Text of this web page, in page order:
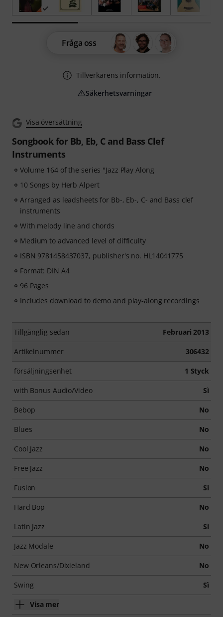
Visa översättning
Songbook for Bb, Eb, C and Bass Clef
Instruments
Volume 164 of the series "Jazz Play Along
10 Songs by Herb Alpert
Arranged as leadsheets for Bb-, Eb-, C- and Bass clef
instruments
With melody line and chords
Medium to advanced level of difficulty
ISBN 9781458437037, publisher's no. HL14041775
Format: DIN A4
96 Pages
Includes download to demo and play-along recordings
Tillgänglig sedan Februari 2013
Artikelnummer 306432
försäljningsenhet 1 Styck
with Bonus Audio/Video Sì
Bebop No
Blues No
Cool Jazz No
Free Jazz No
Fusion Sì
Hard Bop No
Latin Jazz Sì
Jazz Modale No
New Orleans/Dixieland No
Swing Sì
Visa mer
Fråga oss
Tillverkarens information.
Säkerhetsvarningar